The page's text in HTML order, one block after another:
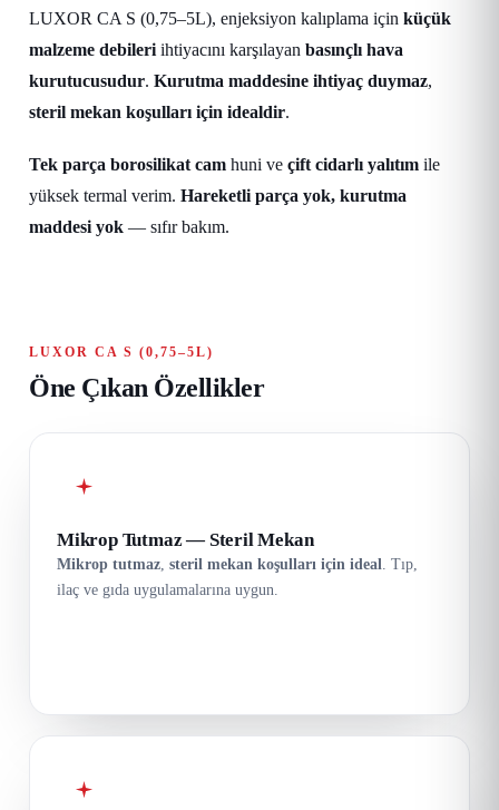
LUXOR CA S (0,75–5L), enjeksiyon kalıplama için küçük
malzeme debileri ihtiyacını karşılayan basınçlı hava
kurutucusudur. Kurutma maddesine ihtiyaç duymaz,
steril mekan koşulları için idealdir.
Tek parça borosilikat cam huni ve çift cidarlı yalıtım ile
yüksek termal verim. Hareketli parça yok, kurutma
maddesi yok — sıfır bakım.
LUXOR CA S (0,75–5L)
Öne Çıkan Özellikler
Mikrop Tutmaz — Steril Mekan
Mikrop tutmaz steril mekan koşulları için ideal . Tıp,
ilaç ve gıda uygulamalarına uygun.